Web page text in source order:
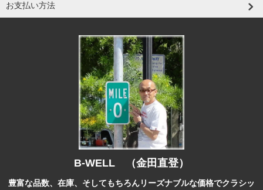
お支払い方法
B-WELL （金田直登）
豊富な品数、在庫、そしてもちろんリーズナブルな価格でクラシッ